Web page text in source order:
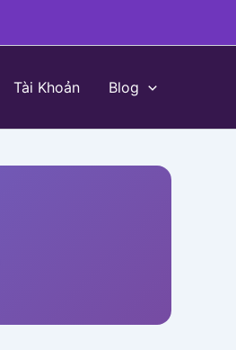
Tài Khoản Blog